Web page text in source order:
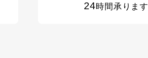
24時間承ります